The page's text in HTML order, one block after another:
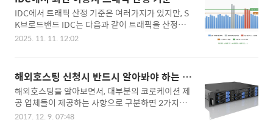
달라질 수 있습니다.일본과 멀리 떨어진 지역에 서
버를 운영할 경우 네트워크 지연이 발생하고 접속
속도가 일정하지 않을 수 있습니다. 특히 데이터베
이스 기반 서비스, 원격 데스크톱, 온라인 게임, 전자
한 차이가 더욱 크게 느껴집니다.글로벌호스트의 일
본 서버 호스팅은 일본 도쿄 데이터센터를 기반으로
전용서버, 윈도우 VDS, VPS 서비스를 제공합니다.
일본 시장 진출을 ..
IDC에서 트래픽 산정 기준은 여러가지가 있지만, S
K브로드밴드 IDC는 다음과 같이 트래픽을 산정합
니다. 1. 트래픽은 MRTG 기준 일간그래프(5분단위
니다. (1달이 30일 경우) 3. 30개의 그래프 중에 최
고 피크치 2개를 제외합니다. 4. 2개를 제외하고 3,
4,5 번째 평균을 구합니다. 5. 3/4/5 평균이 과금 트
래픽입니다.
2025. 11. 11. 12:02
해외호스팅 신청시 반드시 알아봐야 하는 사
항 점검
해외호스팅을 알아보면서, 대부분의 코로케이션 제
공 업체들이 제공하는 사항으로 구분하면 2가지로
나누어 집니다. 대부분의 업체는 단순 호스팅 형태
2017. 12. 9. 07:48